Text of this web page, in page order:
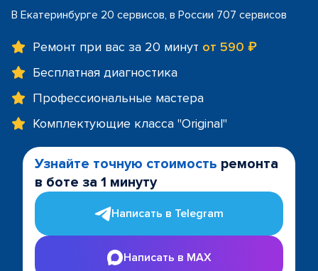
В Екатеринбурге 20 сервисов, в России 707 сервисов
Ремонт при вас за 20 минут от 590 ₽
Бесплатная диагностика
Профессиональные мастера
Комплектующие класса "Original"
Узнайте точную стоимость ремонта
в боте за 1 минуту
Написать в Telegram
Написать в MAX